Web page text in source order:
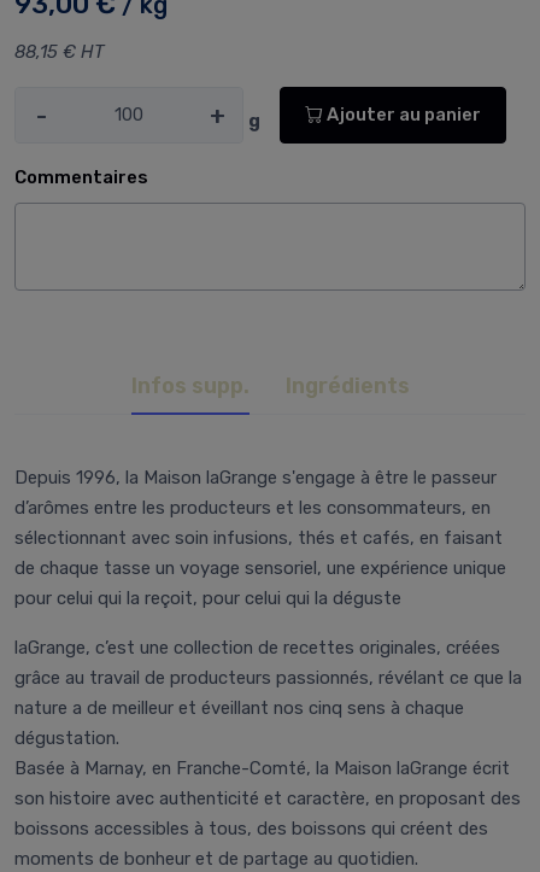
88,15 € HT
- + g Ajouter au panier
Commentaires
Infos supp. Ingrédients
Depuis 1996, la Maison laGrange s'engage à être le passeur
d’arômes entre les producteurs et les consommateurs, en
sélectionnant avec soin infusions, thés et cafés, en faisant
de chaque tasse un voyage sensoriel, une expérience unique
pour celui qui la reçoit, pour celui qui la déguste
laGrange, c’est une collection de recettes originales, créées
grâce au travail de producteurs passionnés, révélant ce que la
nature a de meilleur et éveillant nos cinq sens à chaque
dégustation.
Basée à Marnay, en Franche-Comté, la Maison laGrange écrit
son histoire avec authenticité et caractère, en proposant des
boissons accessibles à tous, des boissons qui créent des
moments de bonheur et de partage au quotidien.